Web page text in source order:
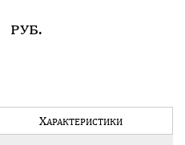
руб.
ХАРАКТЕ­РИСТИКИ